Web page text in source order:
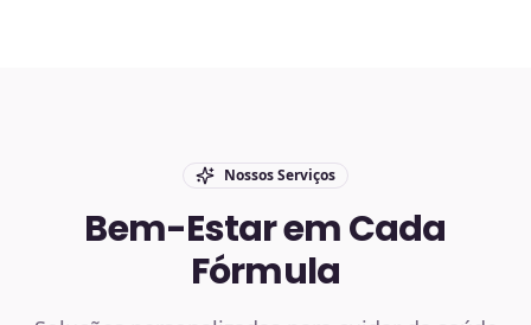
Nossos Serviços
Bem-Estar em Cada
Fórmula